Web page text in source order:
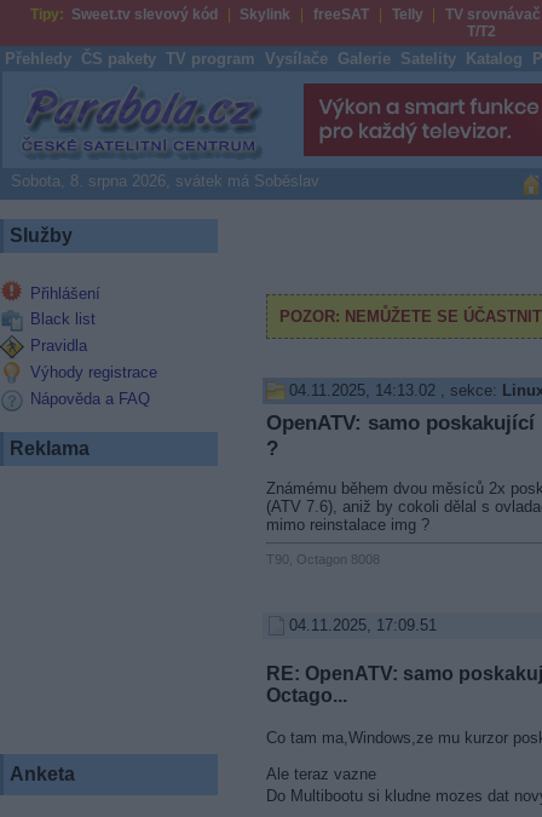
Tipy: Sweet.tv slevový kód Skylink freeSAT Telly
TV srovnávač
T/T2
Přehledy ČS pakety TV program Vysílače Galerie Satelity Katalog
Parabola.cz
Sobota, 8. srpna 2026, svátek má Soběslav
Služby
Přihlášení
Black list
Pravidla
Výhody registrace
Nápověda a FAQ
Reklama
Anketa
04.11.2025, 14:13.02 , sekce:
OpenATV: samo
?
Známému během dvou měsíců 2x
(ATV 7.6), aniž by cokoli dělal s
mimo reinstalace img ?
T90, Octagon 8008
04.11.2025, 17:09.51
RE: OpenATV: samo
Octago...
Co tam ma,Windows,ze mu kurzor
Ale teraz vazne
Do Multibootu si kludne mozes dat